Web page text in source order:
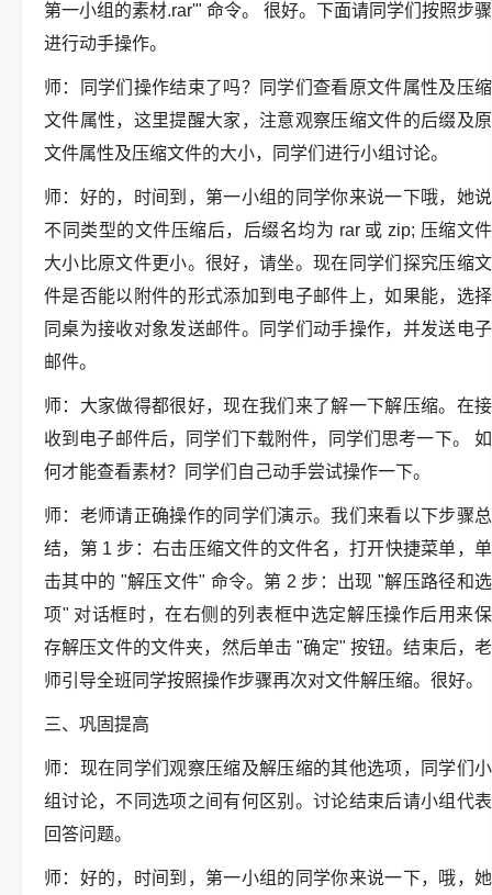
第一小组的素材.rar'" 命令。 很好。下面请同学们按照步骤
进行动手操作。
师：同学们操作结束了吗？同学们查看原文件属性及压缩
文件属性，这里提醒大家，注意观察压缩文件的后缀及原
文件属性及压缩文件的大小，同学们进行小组讨论。
师：好的，时间到，第一小组的同学你来说一下哦，她说
不同类型的文件压缩后，后缀名均为 rar 或 zip; 压缩文件
大小比原文件更小。很好，请坐。现在同学们探究压缩文
件是否能以附件的形式添加到电子邮件上，如果能，选择
同桌为接收对象发送邮件。同学们动手操作，并发送电子
邮件。
师：大家做得都很好，现在我们来了解一下解压缩。在接
收到电子邮件后，同学们下载附件，同学们思考一下。 如
何才能查看素材？同学们自己动手尝试操作一下。
师：老师请正确操作的同学们演示。我们来看以下步骤总
结，第 1 步：右击压缩文件的文件名，打开快捷菜单，单
击其中的 "解压文件" 命令。第 2 步：出现 "解压路径和选
项" 对话框时，在右侧的列表框中选定解压操作后用来保
存解压文件的文件夹，然后单击 "确定" 按钮。结束后，老
师引导全班同学按照操作步骤再次对文件解压缩。很好。
三、巩固提高
师：现在同学们观察压缩及解压缩的其他选项，同学们小
组讨论，不同选项之间有何区别。讨论结束后请小组代表
回答问题。
师：好的，时间到，第一小组的同学你来说一下，哦，她